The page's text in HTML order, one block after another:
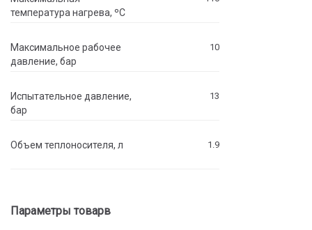
температура нагрева, ºC
Максимальное рабочее
давление, бар
10
Испытательное давление,
бар
13
Объем теплоносителя, л 1.9
Параметры товарв